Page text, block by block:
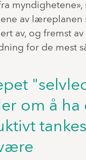
myndighetene»,
av læreplanen
av, og fremst av
for de mest
om å ha